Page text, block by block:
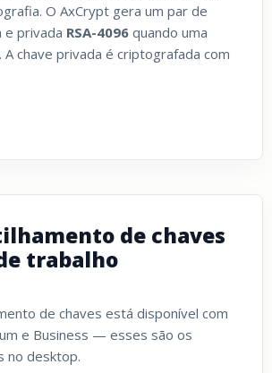
O AxCrypt gera um par de
e privada RSA-4096 quando uma
A chave privada é criptografada com
de chaves
trabalho
de chaves está disponível com
e Business — esses são os
no desktop.